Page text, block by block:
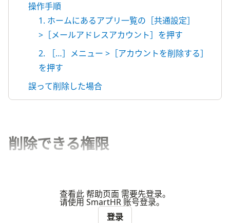
操作手順
1. ホームにあるアプリ一覧の［共通設定］
>［メールアドレスアカウント］を押す
2. ［…］メニュー >［アカウントを削除する］
を押す
誤って削除した場合
削除できる権限
查看此 帮助页面 需要先登录。
请使用 SmartHR 账号登录。
登录